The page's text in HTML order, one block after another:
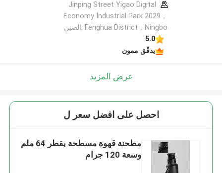
Jinping Street Yigao Digital
Economy Industrial Park 2029，
Fenghua District，Ningbo ,الصين
5.0
يدقّق ممون
عرض المزيد
احصل على افضل سعر ل
مطحنة قهوة مسطحة بقطر 64 ملم
وسعة 120 جرام